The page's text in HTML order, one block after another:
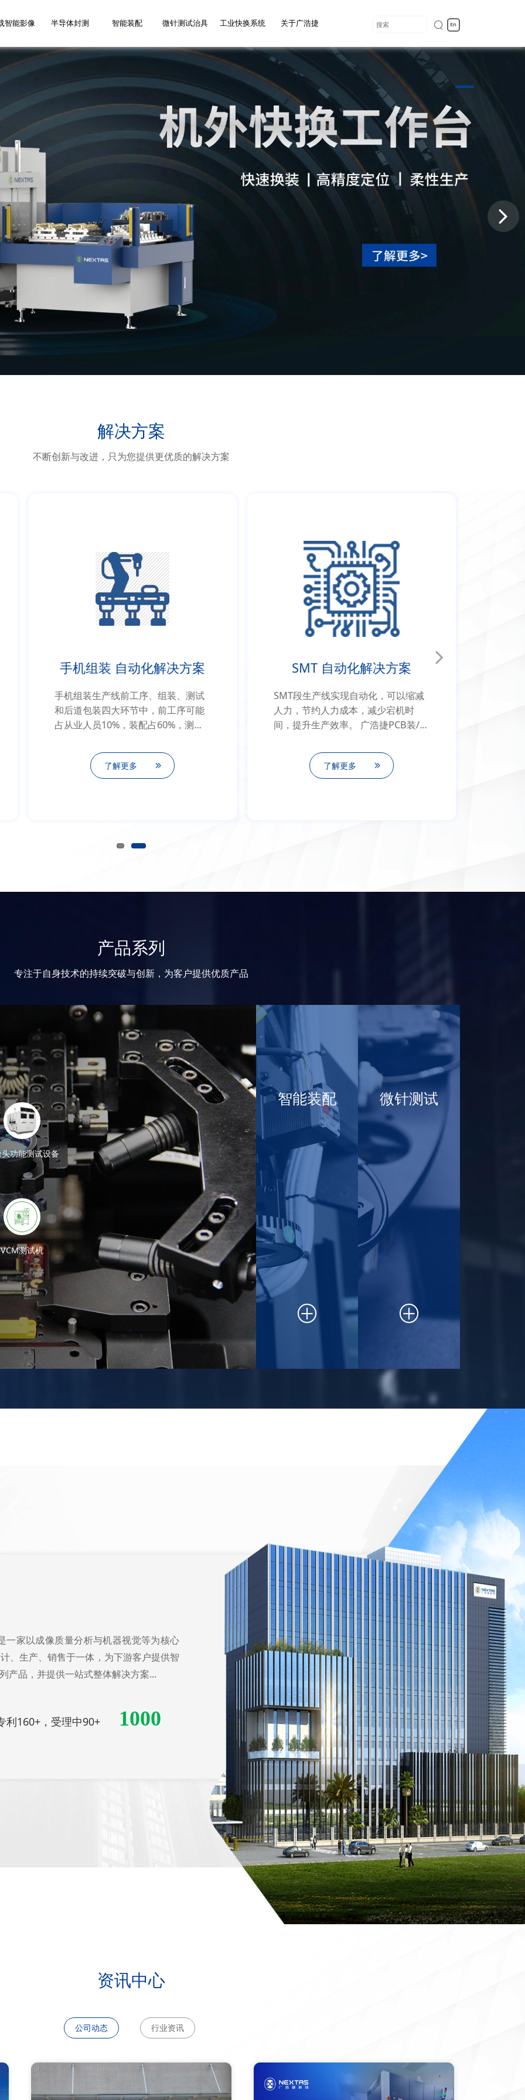
摄像头自动调焦设
镜头组装测试设备
AR/VR光学模组组
装测试设备
智能影像
像头全自动
生产线
车载摄像头组装测
试设备
车载摄像头标定测
试设备
半导体封测
感器测试分
选系统
平移式分选机 测试刺激环境 物料处理模块
智能装配
装板设备 屏幕组装设备 自动上下料设备 自动光学检测设备
微针测试治具
自动治具 精密配件
工业快换系统
换工作台系
统
R系基准卡盘系统 快换基准板系统 自动化解决方案
关于广浩捷
新闻资讯 加入我们
En
解决方案
不断创新与改进，只为您提供更优质的解决方案
手机组装 自动化解决方案
手机组装生产线前工序、组装、测试
和后道包装四大环节中，前工序可能
占从业人员10%，装配占60%，测试
力的分配，从减员增效的角度看，装
配和测试的自动化升级改造空间较
大。 其中，在辅料贴装、前摄支架组
了解更多
SMT 自动化解决方案
SMT段生产线实现自动化，可以缩减
人力，节约人力成本，减少宕机时
间，提升生产效率。 广浩捷PCB装/拆
线设计的载具/夹具装拆设备，高度模
块化的设计可以实现从PCB到PCBA的
产线上至少四个工站的自动化需求。
了解更多
产品系列
专注于自身技术的持续突破与创新，为客户提供优质产品
功能测试设备
VCM测试机
自动贴标设备 自动装拆板设备
精密组装设备 屏幕组装设备
了解更多
智能装配
手动治具 高速接口FPC系列
AA自动治具系列 精密配件
了解更多
微针测试
一家以成像质量分析与机器视觉等为核心
、生产、销售于一体，为下游客户提供智
产品，并提供一站式整体解决方案...
利160+，受理中90+ 1000
资讯中心
公司动态 行业资讯